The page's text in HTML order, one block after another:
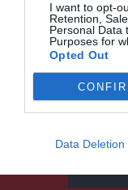
I want to opt-
Retention,
Personal Data
Purposes for
Opted Out
Data Deletion